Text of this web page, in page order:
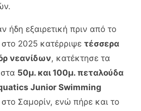
ήδη εξαιρετική πριν από το
2025 κατέρριψε τέσσερα
νεανίδων, κατέκτησε τα
50μ. και 100μ. πεταλούδα
Junior Swimming
στο Σαμορίν, ενώ πήρε και το